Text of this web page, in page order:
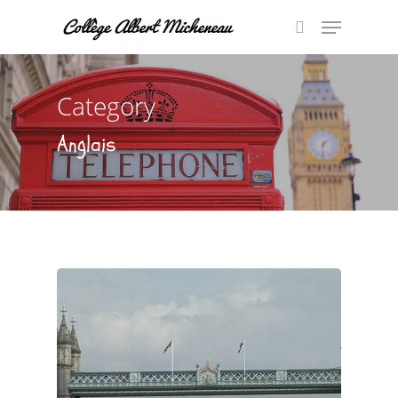
Hit enter to search or ESC to close
Category
Anglais